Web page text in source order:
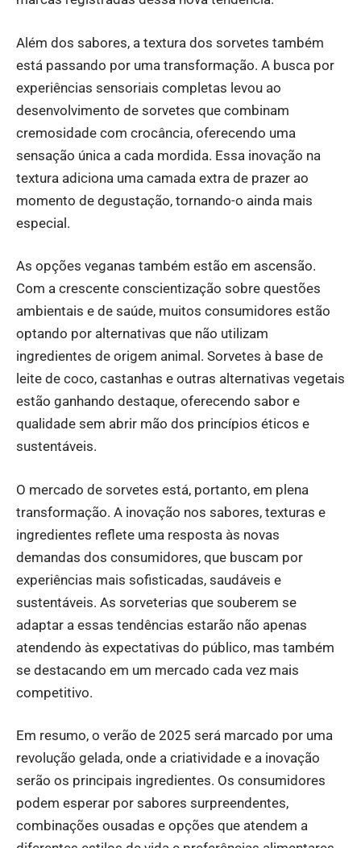
Além dos sabores, a textura dos sorvetes também
está passando por uma transformação. A busca por
experiências sensoriais completas levou ao
desenvolvimento de sorvetes que combinam
cremosidade com crocância, oferecendo uma
sensação única a cada mordida. Essa inovação na
textura adiciona uma camada extra de prazer ao
momento de degustação, tornando-o ainda mais
especial.
As opções veganas também estão em ascensão.
Com a crescente conscientização sobre questões
ambientais e de saúde, muitos consumidores estão
optando por alternativas que não utilizam
ingredientes de origem animal. Sorvetes à base de
leite de coco, castanhas e outras alternativas vegetais
estão ganhando destaque, oferecendo sabor e
qualidade sem abrir mão dos princípios éticos e
sustentáveis.
O mercado de sorvetes está, portanto, em plena
transformação. A inovação nos sabores, texturas e
ingredientes reflete uma resposta às novas
demandas dos consumidores, que buscam por
experiências mais sofisticadas, saudáveis e
sustentáveis. As sorveterias que souberem se
adaptar a essas tendências estarão não apenas
atendendo às expectativas do público, mas também
se destacando em um mercado cada vez mais
competitivo.
Em resumo, o verão de 2025 será marcado por uma
revolução gelada, onde a criatividade e a inovação
serão os principais ingredientes. Os consumidores
podem esperar por sabores surpreendentes,
combinações ousadas e opções que atendem a